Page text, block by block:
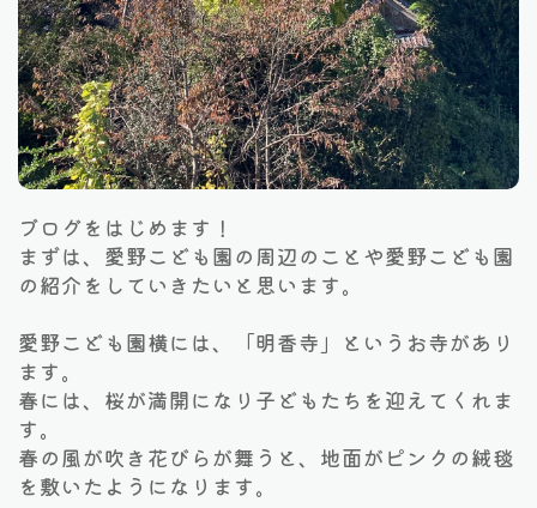
ブログをはじめます！
まずは、愛野こども園の周辺のことや愛野こども園
の紹介をしていきたいと思います。
愛野こども園横には、「明香寺」というお寺があり
ます。
春には、桜が満開になり子どもたちを迎えてくれま
す。
春の風が吹き花びらが舞うと、地面がピンクの絨毯
を敷いたようになります。